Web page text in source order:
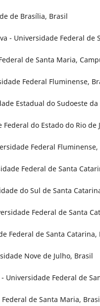
de Brasília, Brasil
- Universidade Federal de
de Santa Maria,
Federal Fluminense,
Estadual do Sudoeste
do Estado do Rio de
Federal Fluminense,
Federal de Santa
do Sul de Santa
Federal de Santa
Federal de Santa Catarina,
Nove de Julho, Brasil
- Universidade Federal de
de Santa Maria,